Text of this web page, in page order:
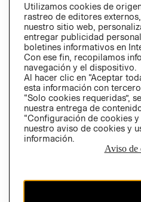
Utilizamos cookies de
rastreo de editores
nuestro sitio web,
entregar publicidad
boletines informativos en
Con ese fin, recopilamos
navegación y el dispositivo.
Al hacer clic en “Aceptar
esta información con
“Solo cookies requeridas”,
nuestra entrega de
“Configuración de cookies
nuestro aviso de cookies y
información.
Aviso de